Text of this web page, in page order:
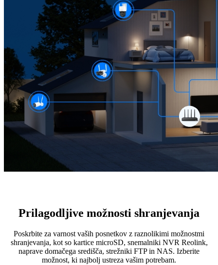
Prilagodljive možnosti shranjevanja
Poskrbite za varnost vaših posnetkov z raznolikimi možnostmi
shranjevanja, kot so kartice microSD, snemalniki NVR Reolink,
naprave domačega središča, strežniki FTP in NAS. Izberite
možnost, ki najbolj ustreza vašim potrebam.